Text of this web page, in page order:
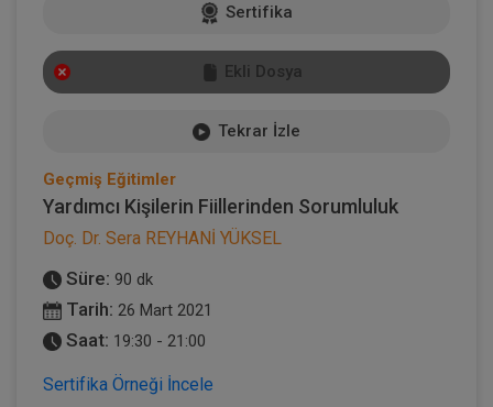
Sertifika
Ekli Dosya
Tekrar İzle
Geçmiş Eğitimler
Yardımcı Kişilerin Fiillerinden Sorumluluk
Doç. Dr. Sera REYHANİ YÜKSEL
Süre: 90 dk
Tarih: 26 Mart 2021
Saat: 19:30 - 21:00
Sertifika Örneği İncele